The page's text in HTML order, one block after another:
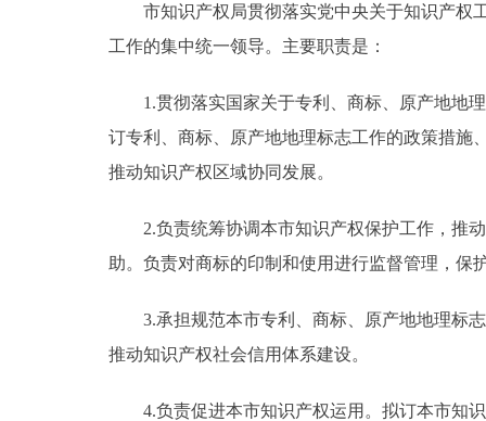
市知识产权局贯彻落实党中央关于知识产权工
工作的集中统一领导。主要职责是：
1.贯彻落实国家关于专利、商标、原产地地理
订专利、商标、原产地地理标志工作的政策措施
推动知识产权区域协同发展。
2.负责统筹协调本市知识产权保护工作，推动
助。负责对商标的印制和使用进行监督管理，保
3.承担规范本市专利、商标、原产地地理标志
推动知识产权社会信用体系建设。
4.负责促进本市知识产权运用。拟订本市知识